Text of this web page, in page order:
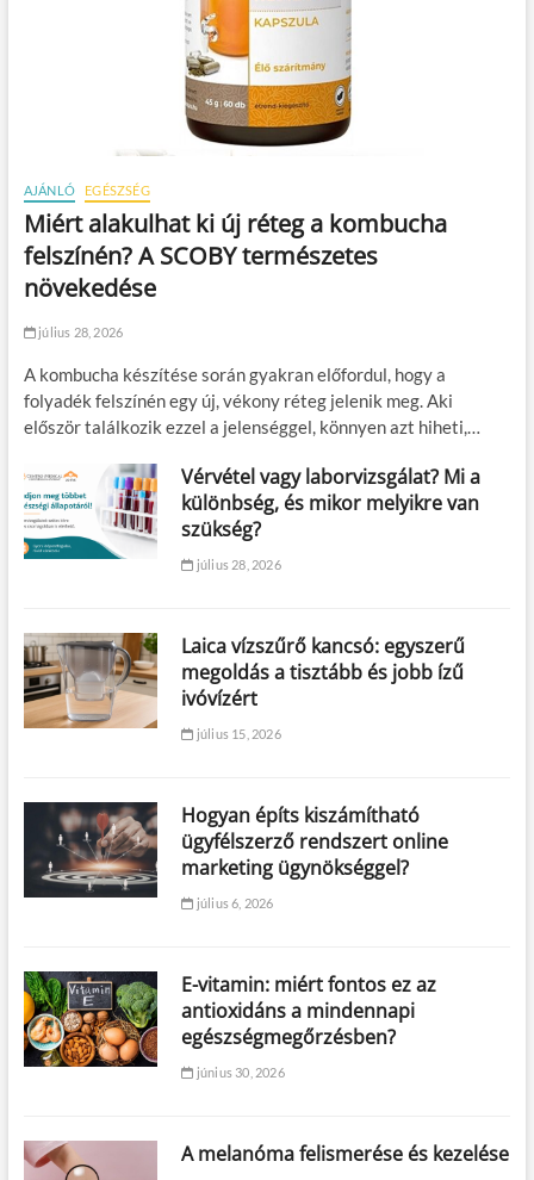
AJÁNLÓ EGÉSZSÉG
Miért alakulhat ki új réteg a kombucha
felszínén? A SCOBY természetes
növekedése
július 28, 2026
A kombucha készítése során gyakran előfordul, hogy a
folyadék felszínén egy új, vékony réteg jelenik meg. Aki
először találkozik ezzel a jelenséggel, könnyen azt hiheti,…
Vérvétel vagy laborvizsgálat? Mi a
különbség, és mikor melyikre van
szükség?
július 28, 2026
Laica vízszűrő kancsó: egyszerű
megoldás a tisztább és jobb ízű
ivóvízért
július 15, 2026
Hogyan építs kiszámítható
ügyfélszerző rendszert online
marketing ügynökséggel?
július 6, 2026
E-vitamin: miért fontos ez az
antioxidáns a mindennapi
egészségmegőrzésben?
június 30, 2026
A melanóma felismerése és kezelése